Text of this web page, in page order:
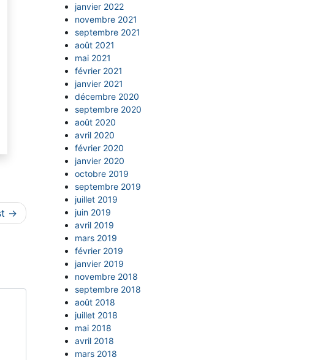
janvier 2022
novembre 2021
septembre 2021
août 2021
mai 2021
février 2021
janvier 2021
décembre 2020
septembre 2020
août 2020
avril 2020
février 2020
janvier 2020
octobre 2019
septembre 2019
juillet 2019
juin 2019
avril 2019
mars 2019
février 2019
janvier 2019
novembre 2018
septembre 2018
août 2018
juillet 2018
mai 2018
avril 2018
mars 2018